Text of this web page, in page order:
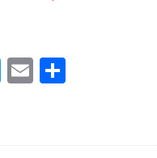
Twitter
EmailPartager